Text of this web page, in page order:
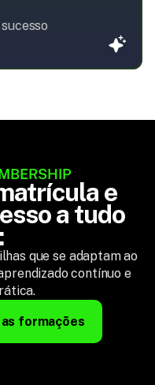
e
a tudo
que se adaptam ao
contínuo e
formações